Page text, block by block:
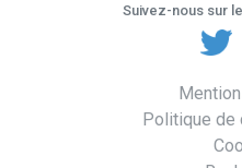
Suivez-nous sur
Politique de